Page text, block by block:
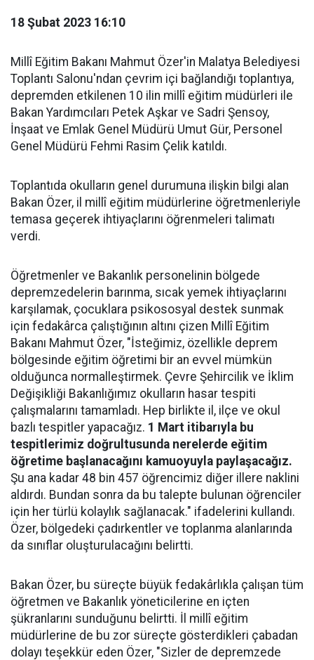
18 Şubat 2023 16:10
Millî Eğitim Bakanı Mahmut Özer'in Malatya Belediyesi
Toplantı Salonu'ndan çevrim içi bağlandığı toplantıya,
depremden etkilenen 10 ilin millî eğitim müdürleri ile
Bakan Yardımcıları Petek Aşkar ve Sadri Şensoy,
İnşaat ve Emlak Genel Müdürü Umut Gür, Personel
Genel Müdürü Fehmi Rasim Çelik katıldı.
Toplantıda okulların genel durumuna ilişkin bilgi alan
Bakan Özer, il millî eğitim müdürlerine öğretmenleriyle
temasa geçerek ihtiyaçlarını öğrenmeleri talimatı
verdi.
Öğretmenler ve Bakanlık personelinin bölgede
depremzedelerin barınma, sıcak yemek ihtiyaçlarını
karşılamak, çocuklara psikososyal destek sunmak
için fedakârca çalıştığının altını çizen Millî Eğitim
Bakanı Mahmut Özer, "İsteğimiz, özellikle deprem
bölgesinde eğitim öğretimi bir an evvel mümkün
olduğunca normalleştirmek. Çevre Şehircilik ve İklim
Değişikliği Bakanlığımız okulların hasar tespiti
çalışmalarını tamamladı. Hep birlikte il, ilçe ve okul
bazlı tespitler yapacağız. 1 Mart itibarıyla bu
tespitlerimiz doğrultusunda nerelerde eğitim
öğretime başlanacağını kamuoyuyla paylaşacağız.
Şu ana kadar 48 bin 457 öğrencimiz diğer illere naklini
aldırdı. Bundan sonra da bu talepte bulunan öğrenciler
için her türlü kolaylık sağlanacak." ifadelerini kullandı.
Özer, bölgedeki çadırkentler ve toplanma alanlarında
da sınıflar oluşturulacağını belirtti.
Bakan Özer, bu süreçte büyük fedakârlıkla çalışan tüm
öğretmen ve Bakanlık yöneticilerine en içten
şükranlarını sunduğunu belirtti. İl millî eğitim
müdürlerine de bu zor süreçte gösterdikleri çabadan
dolayı teşekkür eden Özer, "Sizler de depremzede